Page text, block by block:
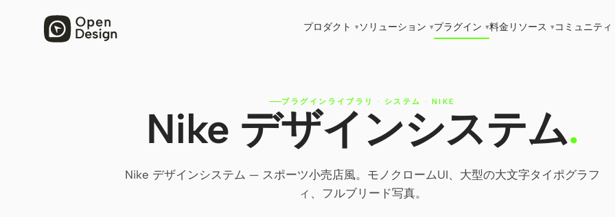
プロダクト ▾ ソリューション ▾プラグイン ▾料金 リソース ▾ コミュニティ
プラグインライブラリ · システム · NIKE
Nike デザインシステム.
Nike デザインシステム — スポーツ小売店風。モノクロームUI、大型の大文字タイポグラフ
ィ、フルブリード写真。